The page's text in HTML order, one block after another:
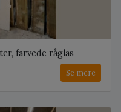
farvede råglas
Se mere